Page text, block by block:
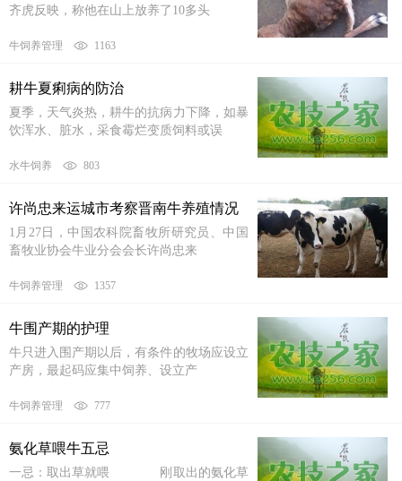
齐虎反映，称他在山上放养了10多头
牛饲养管理 1163
耕牛夏痢病的防治
夏季，天气炎热，耕牛的抗病力下降，如暴
饮浑水、脏水，采食霉烂变质饲料或误
水牛饲养 803
许尚忠来运城市考察晋南牛养殖情况
1月27日，中国农科院畜牧所研究员、中国
畜牧业协会牛业分会会长许尚忠来
牛饲养管理 1357
牛围产期的护理
牛只进入围产期以后，有条件的牧场应设立
产房，最起码应集中饲养、设立产
牛饲养管理 777
氨化草喂牛五忌
一忌：取出草就喂 刚取出的氨化草